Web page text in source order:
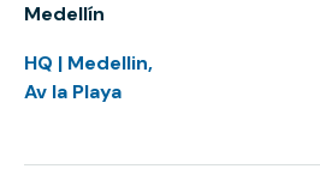
Medellín
HQ | Medellin,
Av la Playa